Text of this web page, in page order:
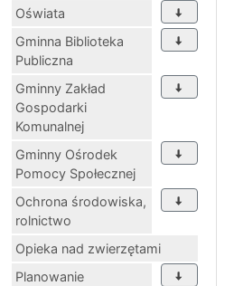
Oświata
Gminna Biblioteka
Publiczna
Gminny Zakład
Gospodarki
Komunalnej
Gminny Ośrodek
Pomocy Społecznej
Ochrona środowiska,
rolnictwo
Opieka nad zwierzętami
Planowanie